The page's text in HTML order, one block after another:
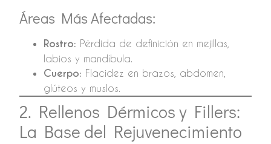
Áreas Más Afectadas:
Rostro: Pérdida de definición en mejillas,
labios y mandíbula.
Cuerpo: Flacidez en brazos, abdomen,
glúteos y muslos.
2. Rellenos Dérmicos y Fillers:
La Base del Rejuvenecimiento